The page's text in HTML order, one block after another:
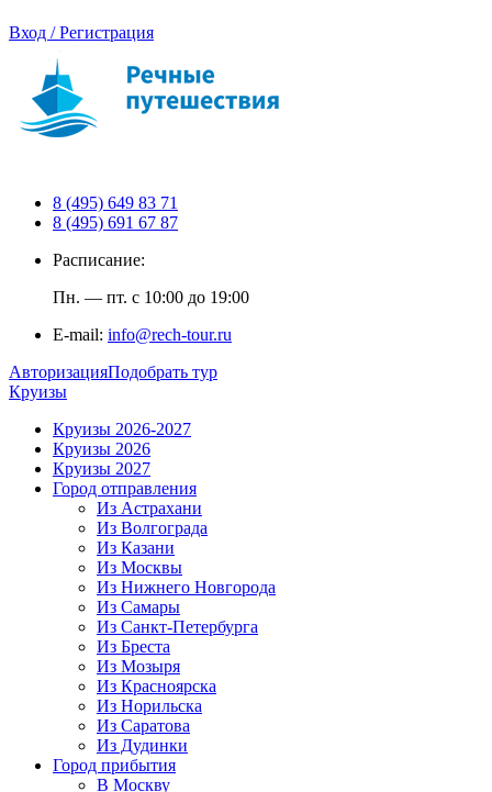
Вход / Регистрация
8 (495) 649 83 71
8 (495) 691 67 87
Расписание:
Пн. — пт. с 10:00 до 19:00
E-mail: info@rech-tour.ru
АвторизацияПодобрать тур
Круизы
Круизы 2026-2027
Круизы 2026
Круизы 2027
Город отправления
Из Астрахани
Из Волгограда
Из Казани
Из Москвы
Из Нижнего Новгорода
Из Самары
Из Санкт-Петербурга
Из Бреста
Из Мозыря
Из Красноярска
Из Норильска
Из Саратова
Из Дудинки
Город прибытия
В Москву